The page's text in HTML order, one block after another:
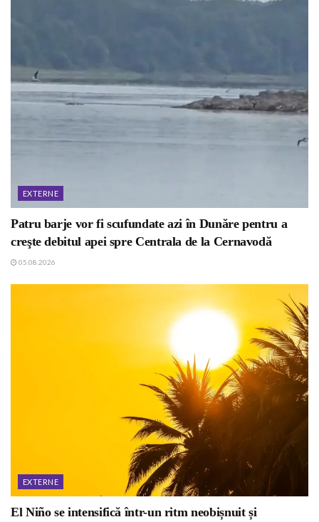
EXTERNE
Patru barje vor fi scufundate azi în Dunăre pentru a
creşte debitul apei spre Centrala de la Cernavodă
05.08.2026
EXTERNE
El Niño se intensifică într-un ritm neobișnuit și